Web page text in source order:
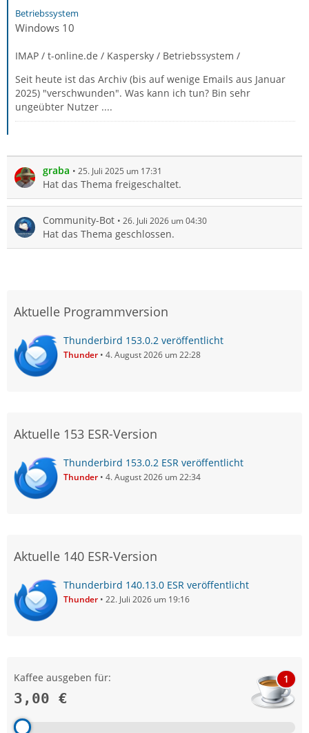
Betriebssystem
Windows 10
IMAP / t-online.de / Kaspersky / Betriebssystem /
Seit heute ist das Archiv (bis auf wenige Emails aus Januar
2025) "verschwunden". Was kann ich tun? Bin sehr
ungeübter Nutzer ....
graba 25. Juli 2025 um 17:31
Hat das Thema freigeschaltet.
Community-Bot 26. Juli 2026 um 04:30
Hat das Thema geschlossen.
Aktuelle Programmversion
Thunderbird 153.0.2 veröffentlicht
Thunder 4. August 2026 um 22:28
Aktuelle 153 ESR-Version
Thunderbird 153.0.2 ESR veröffentlicht
Thunder 4. August 2026 um 22:34
Aktuelle 140 ESR-Version
Thunderbird 140.13.0 ESR veröffentlicht
Thunder 22. Juli 2026 um 19:16
Kaffee ausgeben für:
3,00 €
1